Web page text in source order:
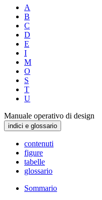
A
B
C
D
E
I
M
O
S
T
U
Manuale operativo di design
indici e glossario
contenuti
figure
tabelle
glossario
Sommario